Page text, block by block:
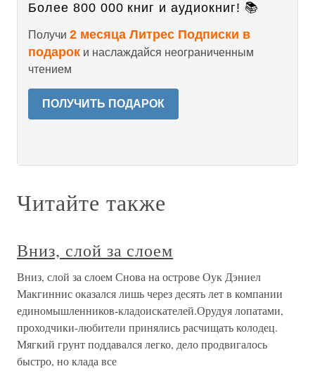
Более 800 000 книг и аудиокниг! 📚
Получи 2 месяца Литрес Подписки в
подарок и наслаждайся неограниченным
чтением
ПОЛУЧИТЬ ПОДАРОК
Читайте также
Вниз, слой за слоем
Вниз, слой за слоем Снова на острове Оук Дэниел
Макгиннис оказался лишь через десять лет в компании
единомышленников-кладоискателей.Орудуя лопатами,
проходчики-любители принялись расчищать колодец.
Мягкий грунт поддавался легко, дело продвигалось
быстро, но клада все